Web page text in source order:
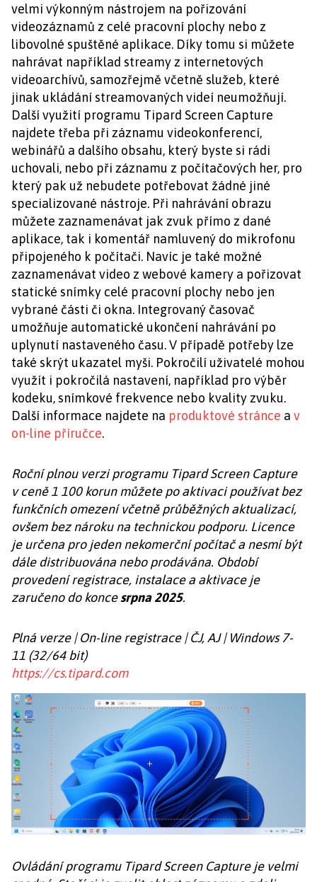
velmi výkonným nástrojem na pořizování
videozáznamů z celé pracovní plochy nebo z
libovolné spuštěné aplikace. Díky tomu si můžete
nahrávat například streamy z internetových
videoarchívů, samozřejmě včetně služeb, které
jinak ukládání streamovaných videí neumožňují.
Další využití programu Tipard Screen Capture
najdete třeba při záznamu videokonferencí,
webinářů a dalšího obsahu, který byste si rádi
uchovali, nebo při záznamu z počítačových her, pro
který pak už nebudete potřebovat žádné jiné
specializované nástroje. Při nahrávání obrazu
můžete zaznamenávat jak zvuk přímo z dané
aplikace, tak i komentář namluvený do mikrofonu
připojeného k počítači. Navíc je také možné
zaznamenávat video z webové kamery a pořizovat
statické snímky celé pracovní plochy nebo jen
vybrané části či okna. Integrovaný časovač
umožňuje automatické ukončení nahrávání po
uplynutí nastaveného času. V případě potřeby lze
také skrýt ukazatel myši. Pokročilí uživatelé mohou
využít i pokročilá nastavení, například pro výběr
kodeku, snímkové frekvence nebo kvality zvuku.
Další informace najdete na produktové stránce a v
on-line příručce.
Roční plnou verzi programu Tipard Screen Capture
v ceně 1 100 korun můžete po aktivaci používat bez
funkčních omezení včetně průběžných aktualizací,
ovšem bez nároku na technickou podporu. Licence
je určena pro jeden nekomerční počítač a nesmí být
dále distribuována nebo prodávána. Období
provedení registrace, instalace a aktivace je
zaručeno do koncesrpna 2025.
Plná verze | On-line registrace | ČJ, AJ | Windows 7-
11 (32/64 bit)
https://cs.tipard.com
Ovládání programu Tipard Screen Capture je velmi